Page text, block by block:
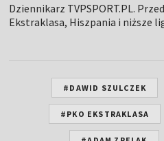
Dziennikarz TVPSPORT.PL.
Ekstraklasa, Hiszpania i niższe
#DAWID SZULCZEK
#PKO EKSTRAKLASA